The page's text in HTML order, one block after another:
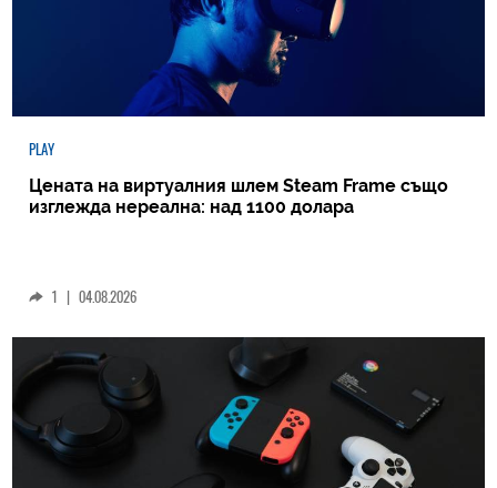
PLAY
Цената на виртуалния шлем Steam Frame също
изглежда нереална: над 1100 долара
1 | 04.08.2026